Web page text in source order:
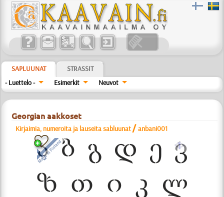
SAPLUUNAT
STRASSIT
- Luettelo -
Esimerkit Neuvot
Georgian aakkoset
Kirjaimia, numeroita ja lauseita sabluunat /anbani001
a